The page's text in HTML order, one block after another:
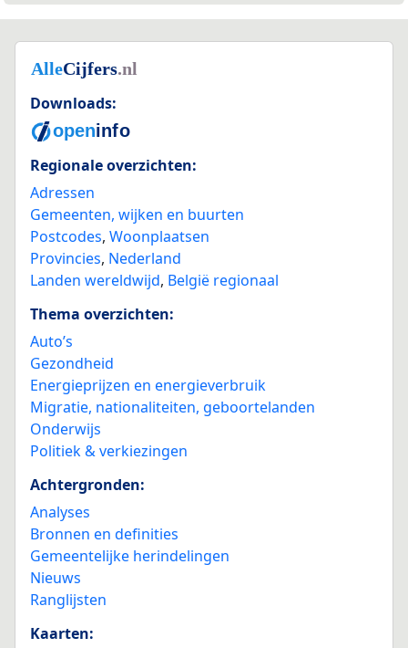
Downloads:
Regionale overzichten:
Adressen
Gemeenten, wijken en buurten
Postcodes, Woonplaatsen
Provincies, Nederland
Landen wereldwijd, België regionaal
Thema overzichten:
Auto’s
Gezondheid
Energieprijzen en energieverbruik
Migratie, nationaliteiten, geboortelanden
Onderwijs
Politiek & verkiezingen
Achtergronden:
Analyses
Bronnen en definities
Gemeentelijke herindelingen
Nieuws
Ranglijsten
Kaarten: